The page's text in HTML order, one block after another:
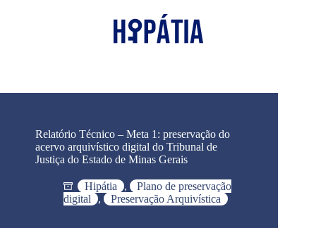
Relatório Técnico – Meta 1: preservação do
acervo arquivístico digital do Tribunal de
Justiça do Estado de Minas Gerais
Hipátia ,
Plano de preservação
digital
, Preservação Arquivística